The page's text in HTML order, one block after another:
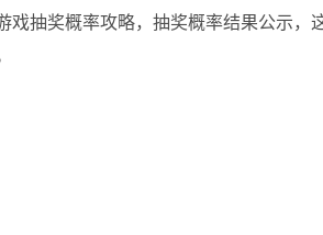
戏抽奖概率攻略，抽奖概率结果公示